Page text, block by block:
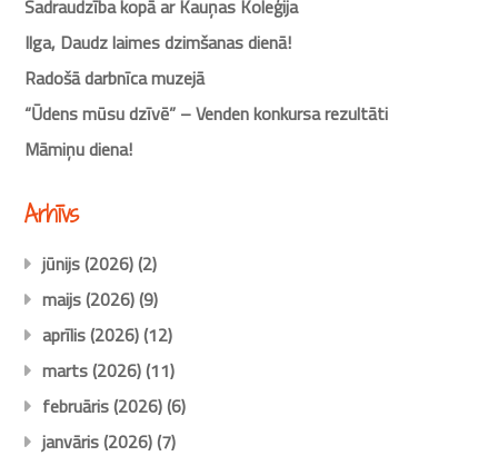
Sadraudzība kopā ar Kauņas Koleģija
Ilga, Daudz laimes dzimšanas dienā!
Radošā darbnīca muzejā
“Ūdens mūsu dzīvē” – Venden konkursa rezultāti
Māmiņu diena!
Arhīvs
jūnijs (2026)(2)
maijs (2026)(9)
aprīlis (2026)(12)
marts (2026)(11)
februāris (2026)(6)
janvāris (2026)(7)